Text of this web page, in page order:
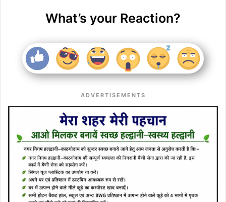
What’s your Reaction?
ADVERTISEMENTS